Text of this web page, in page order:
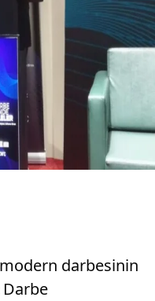
darbesinin
Darbe